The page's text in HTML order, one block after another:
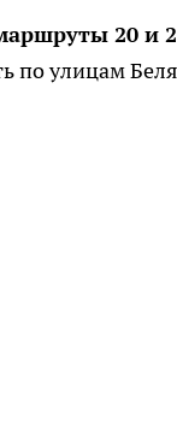
20 и
по улицам